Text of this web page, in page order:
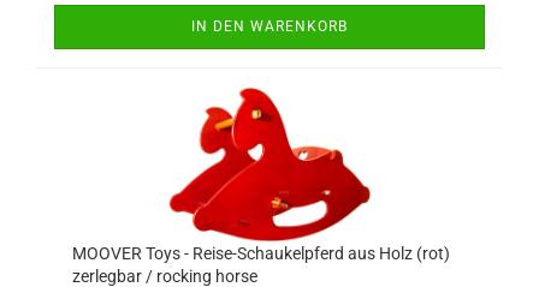
IN DEN WARENKORB
MOOVER Toys - Reise-Schaukelpferd aus Holz (rot)
zerlegbar / rocking horse